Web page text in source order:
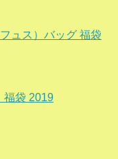
ュス）バッグ 福袋
福袋 2019